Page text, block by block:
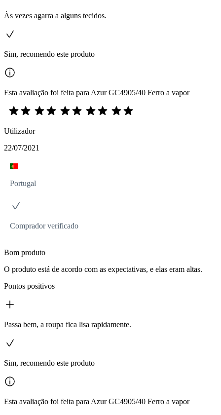
Às vezes agarra a alguns tecidos.
Sim, recomendo este produto
Esta avaliação foi feita para Azur GC4905/40 Ferro a vapor
Utilizador
22/07/2021
Portugal
Comprador verificado
Bom produto
O produto está de acordo com as expectativas, e elas eram altas.
Pontos positivos
Passa bem, a roupa fica lisa rapidamente.
Sim, recomendo este produto
Esta avaliação foi feita para Azur GC4905/40 Ferro a vapor